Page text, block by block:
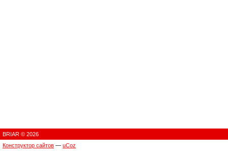
BRIAR © 2026
Конструктор сайтов — uCoz